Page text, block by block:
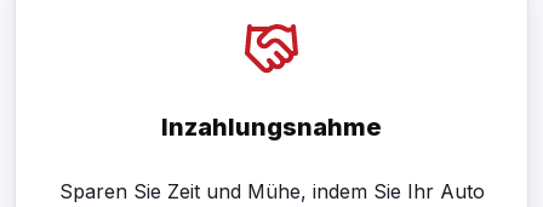
Inzahlungsnahme
Sparen Sie Zeit und Mühe, indem Sie Ihr Auto